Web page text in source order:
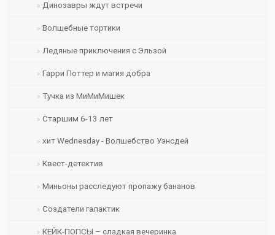
Динозавры ждут встречи
Волшебные тортики
Ледяные приключения с Эльзой
Гарри Поттер и магия добра
Тучка из МиМиМишек
Старшим 6-13 лет
хит Wednesday - Волшебство Уэнсдей
Квест-детектив
Миньоны расследуют пропажу бананов
Создатели галактик
КЕЙК-ПОПСЫ – сладкая вечеринка